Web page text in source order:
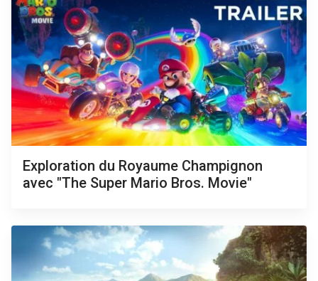
Exploration du Royaume Champignon
avec "The Super Mario Bros. Movie"